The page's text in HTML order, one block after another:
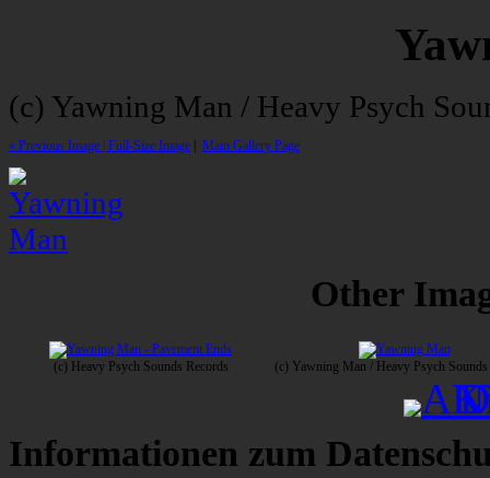
(c) Yawning Man / Heavy Psych
« Previous Image | Full-Size Image Main Gallery Page
Other
(c) Heavy Psych Sounds Records (c) Yawning Man / Heavy Psych Sounds
Informationen zum